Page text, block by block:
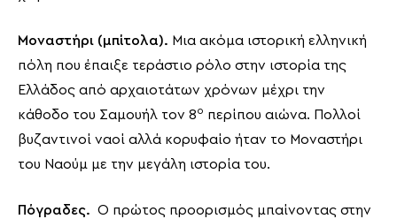
Μοναστήρι (μπίτολα). Μια ακόμα ιστορική ελληνική
πόλη που έπαιξε τεράστιο ρόλο στην ιστορία της
Ελλάδος από αρχαιοτάτων χρόνων μέχρι την
κάθοδο του Σαμουήλ τον 8ο περίπου αιώνα. Πολλοί
βυζαντινοί ναοί αλλά κορυφαίο ήταν το Μοναστήρι
του Ναούμ με την μεγάλη ιστορία του.
Πόγραδες. Ο πρώτος προορισμός μπαίνοντας στην